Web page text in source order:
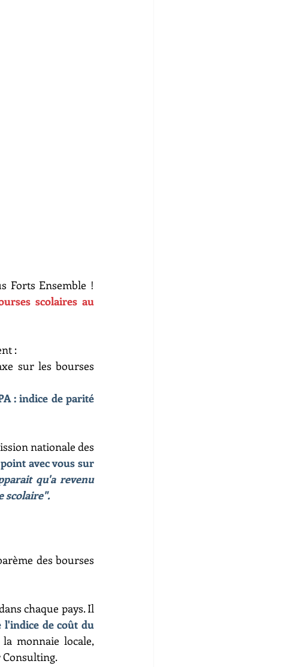
Forts Ensemble !
scolaires au
:
sur les bourses
: indice de parité
nationale des
avec vous sur
qu'a revenu
scolaire".
des bourses
chaque pays. Il
l'indice de coût du
monnaie locale,